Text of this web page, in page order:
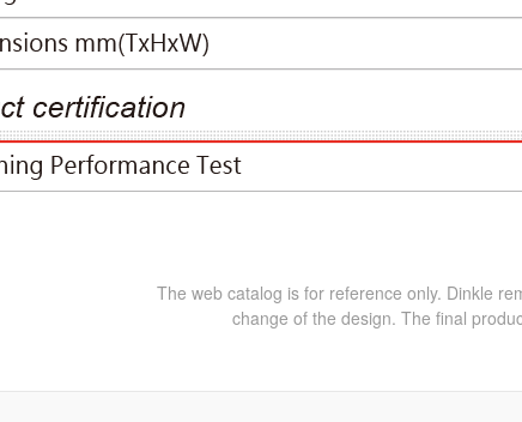
The web catalog is for reference only. Dinkle
change of the design. The final